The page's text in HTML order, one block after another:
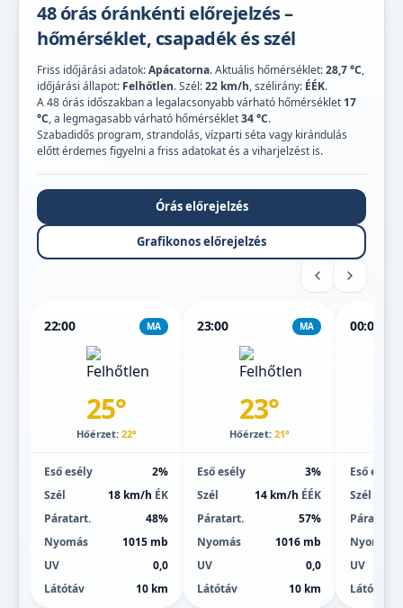
48 órás óránkénti előrejelzés –
hőmérséklet, csapadék és szél
Friss időjárási adatok:Apácatorna. Aktuális hőmérséklet:28,7 °C,
időjárási állapot: Felhőtlen. Szél:22 km/h, szélirány: ÉÉK.
A 48 órás időszakban a legalacsonyabb várható hőmérséklet 17
°C, a legmagasabb várható hőmérséklet34 °C.
Szabadidős program, strandolás, vízparti séta vagy kirándulás
előtt érdemes figyelni a friss adatokat és a viharjelzést is.
Órás előrejelzés
Grafikonos előrejelzés
22:00 MA
25°
Hőérzet: 22°
Eső esély
2%
Szél
18 km/h ÉK
Páratart.
48%
Nyomás
1015 mb
UV
0,0
Látótáv
10 km
23:00 MA
23°
Hőérzet: 21°
Eső esély
3%
Szél
14 km/h ÉÉK
Páratart.
57%
Nyomás
1016 mb
UV
0,0
Látótáv
10 km
00:00
Eső esély
Szél
Páratart.
Nyomás
UV
Látótáv